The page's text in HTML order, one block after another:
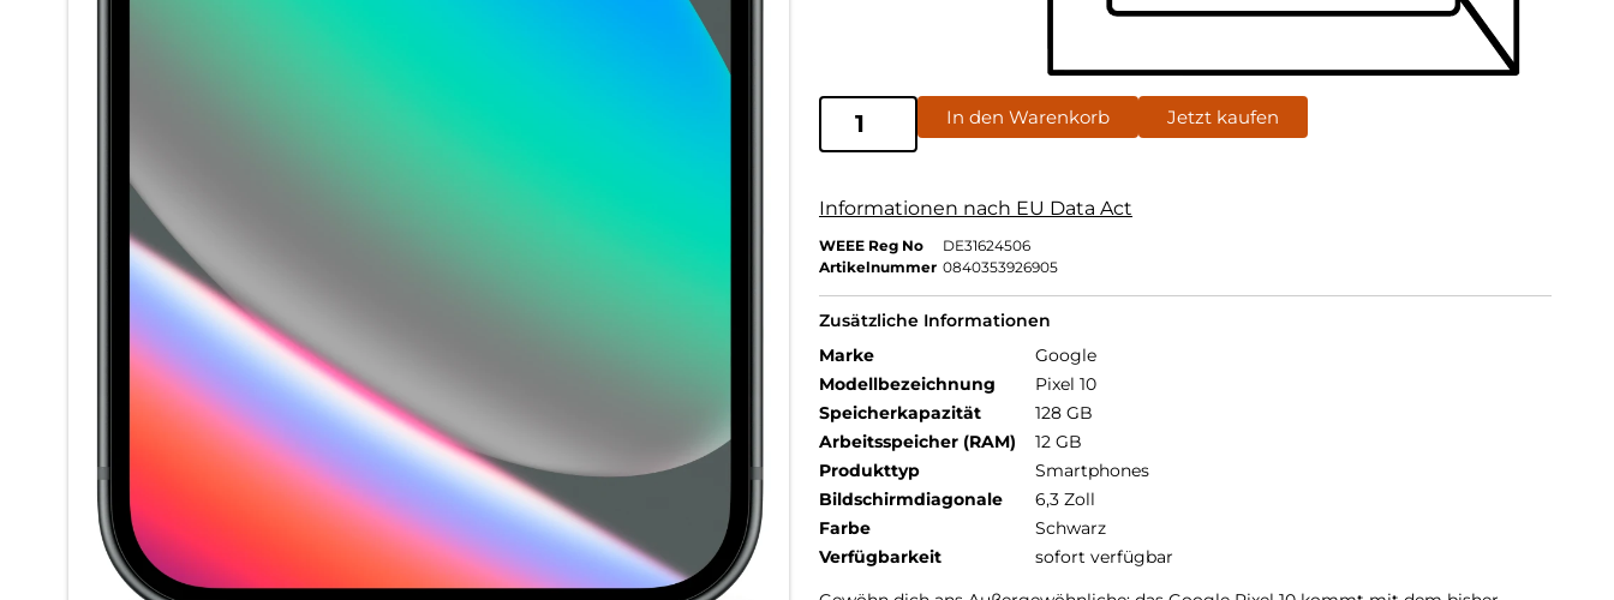
In den Warenkorb Jetzt kaufen
Informationen nach EU Data Act
WEEE Reg No
DE31624506
Artikelnummer 0840353926905
Zusätzliche Informationen
Marke
Google
Modellbezeichnung
Pixel 10
Speicherkapazität
128 GB
Arbeitsspeicher (RAM)
12 GB
Produkttyp
Smartphones
Bildschirmdiagonale
6,3 Zoll
Farbe
Schwarz
Verfügbarkeit
sofort verfügbar